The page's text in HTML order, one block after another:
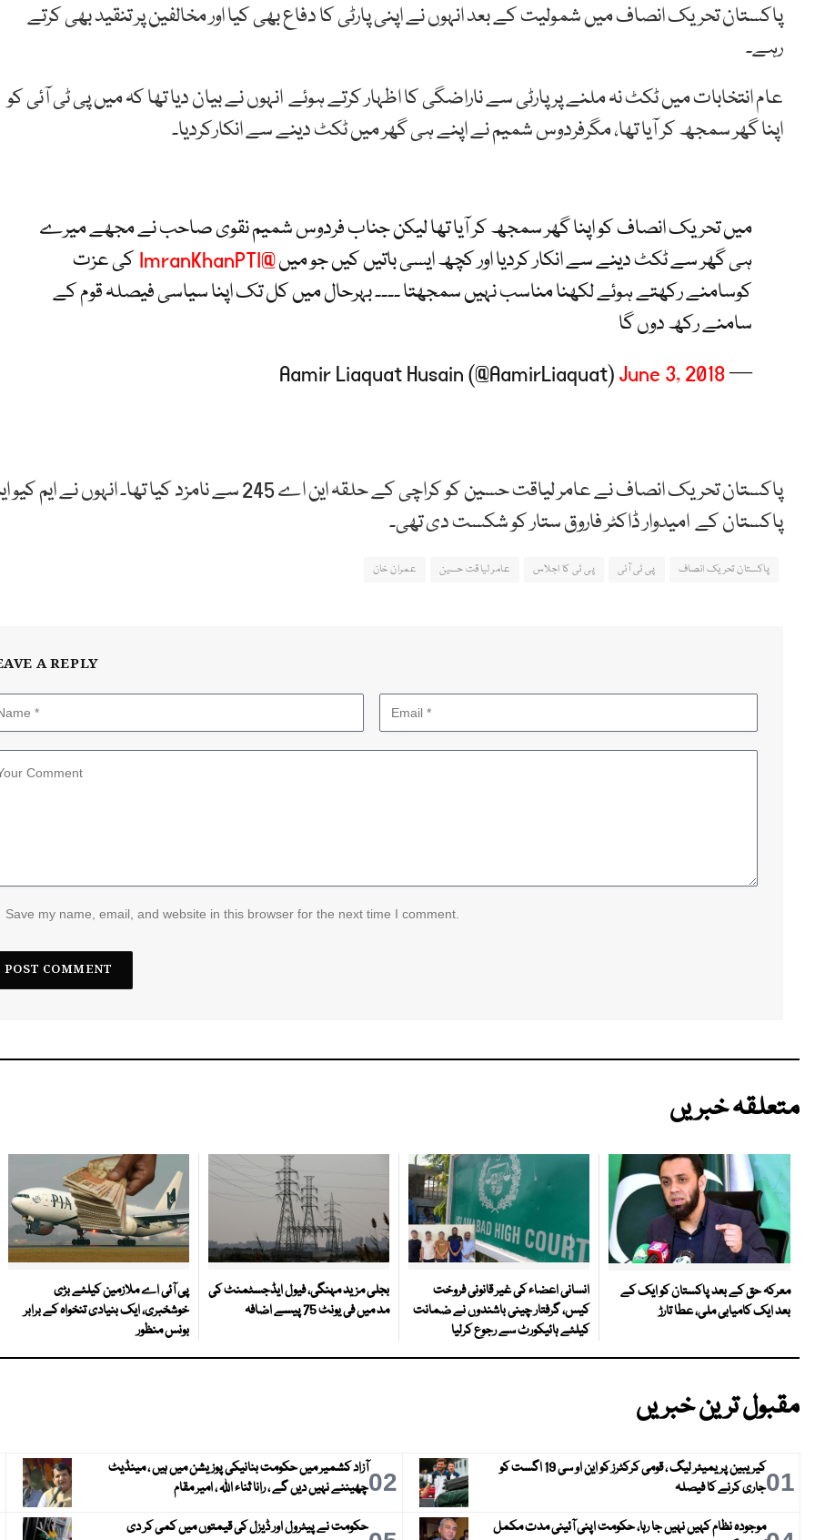
پاکستان تحریک انصاف میں شمولیت کے بعد انہوں نے اپنی پارٹی کا دفاع بھی کیا اور مخالفین پر تنقید بھی کرتے
رہے۔
عام انتخابات میں ٹکٹ نہ ملنے پر پارٹی سے ناراضگی کا اظہار کرتے ہوئے انہوں نے بیان دیا تھا کہ میں پی ٹی آئی کو
اپنا گھر سمجھ کر آیا تھا، مگرفردوس شمیم نے اپنے ہی گھر میں ٹکٹ دینے سے انکارکردیا۔
میں تحریک انصاف کو اپنا گھر سمجھ کر آیا تھا لیکن جناب فردوس شمیم نقوی صاحب نے مجھے میرے
ہی گھر سے ٹکٹ دینے سے انکار کردیا اور کچھ ایسی باتیں کیں جو میں@ImranKhanPTI
کی عزت
کوسامنے رکھتے ہوئے لکھنا مناسب نہیں سمجھتا ۔۔۔۔ بہرحال میں کل تک اپنا سیاسی فیصلہ قوم کے
سامنے رکھ دوں گا
— Aamir Liaquat Husain (@AamirLiaquat)
June 3, 2018
پاکستان تحریک انصاف نے عامر لیاقت حسین کو کراچی کے حلقہ این اے 245 سے نامزد کیا تھا۔ انہوں نے ایم
پاکستان کے امیدوار ڈاکٹر فاروق ستار کو شکست دی تھی۔
پاکستان تحریک انصاف پی ٹی آئی پی ٹی کا اجلاس عامر لیاقت حسین عمران خان
A REPLY
Save my name, email, and website in this browser for the next time I comment.
متعلقہ خبریں
معرکہ حق کے بعد پاکستان کو ایک کے
بعد ایک کامیابی ملی، عطا تارڑ
انسانی اعضاء کی غیر قانونی فروخت
کیس، گرفتار چینی باشندوں نے ضمانت
کیلئے ہائیکورٹ سے رجوع کرلیا
بجلی مزید مہنگی، فیول ایڈجسٹمنٹ کی
مد میں فی یونٹ 75 پیسے اضافہ
پی آئی اے ملازمین کیلئے بڑی
خوشخبری، ایک بنیادی تنخواہ کے برابر
بونس منظور
مقبول ترین خبریں
01
کیریبین پریمیئر لیگ ، قومی کرکٹرز کو این او سی 19 اگست کو
جاری کرنے کا فیصلہ
02آزاد کشمیر میں حکومت بنانیکی پوزیشن میں ہیں ، مینڈیٹ
چھیننے نہیں دیں گے ، رانا ثناء اللہ ، امیر مقام
موجودہ نظام کہیں نہیں جا رہا، حکومت اپنی آئینی مدت مکمل
حکومت نے پیٹرول اور ڈیزل کی قیمتوں میں کمی کر دی